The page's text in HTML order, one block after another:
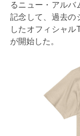
るニュー・アルバ
記念して、過去の
したオフィシャル
が開始した。